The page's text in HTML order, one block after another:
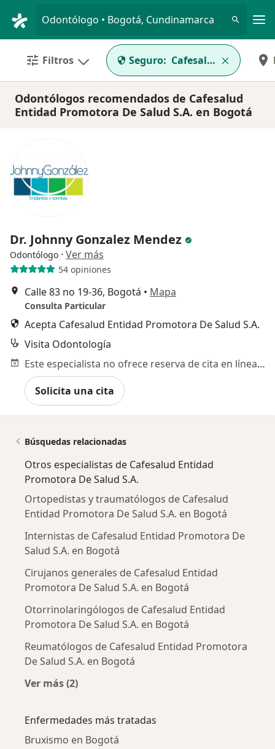
Odontólogo • Bogotá, Cundinamarca
Filtros Seguro: Cafesalud Entidad
Odontólogos recomendados de Cafesalud
Entidad Promotora De Salud S.A. en Bogotá
Dr. Johnny Gonzalez Mendez
Odontólogo · Ver más
54 opiniones
Calle 83 no 19-36, Bogotá • Mapa
Consulta Particular
Acepta Cafesalud Entidad Promotora De Salud S.A.
Visita Odontología
Este especialista no ofrece reserva de cita en línea en esta dirección.
Solicita una cita
Búsquedas relacionadas
Otros especialistas de Cafesalud Entidad
Promotora De Salud S.A.
Ortopedistas y traumatólogos de Cafesalud
Entidad Promotora De Salud S.A. en Bogotá
Internistas de Cafesalud Entidad Promotora De
Salud S.A. en Bogotá
Cirujanos generales de Cafesalud Entidad
Promotora De Salud S.A. en Bogotá
Otorrinolaringólogos de Cafesalud Entidad
Promotora De Salud S.A. en Bogotá
Reumatólogos de Cafesalud Entidad Promotora
De Salud S.A. en Bogotá
Ver más (2)
Enfermedades más tratadas
Bruxismo en Bogotá